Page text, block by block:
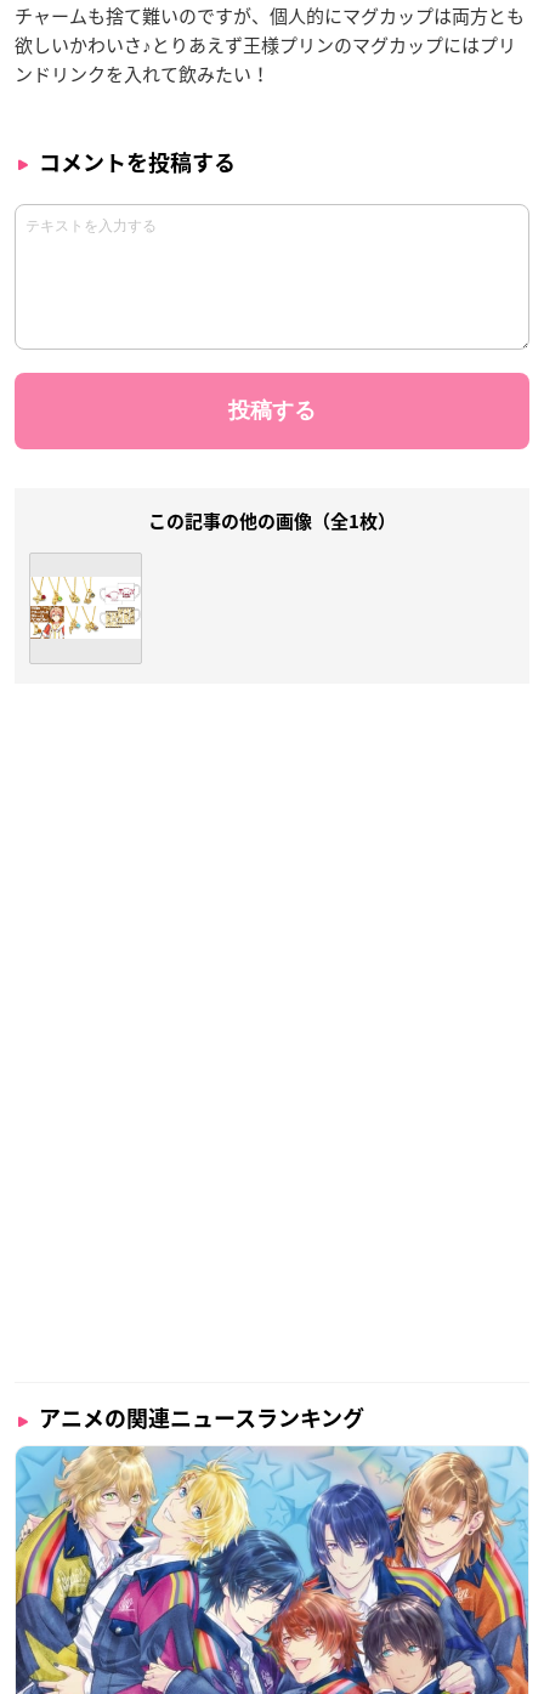
チャームも捨て難いのですが、個人的にマグカップは両方とも
欲しいかわいさ♪とりあえず王様プリンのマグカップにはプリ
ンドリンクを入れて飲みたい！
コメントを投稿する
この記事の他の画像（全1枚）
アニメの関連ニュースランキング